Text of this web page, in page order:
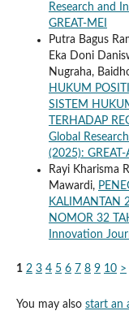
Research and
GREAT-MEI
Putra Bagus
Eka Doni
Nugraha,
HUKUM
SISTEM
TERHADAP
Global
(2025): GREAT-
Rayi Kharisma
Mawardi,
KALIMANTAN
NOMOR 32
Innovation
1 2 3 4 5 6 7 8 9 10 >
You may also start an